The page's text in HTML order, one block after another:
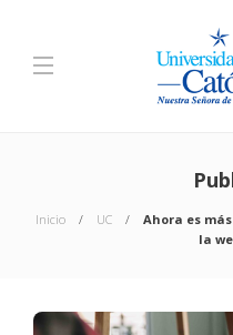
Inicio UC
Ahora es
la